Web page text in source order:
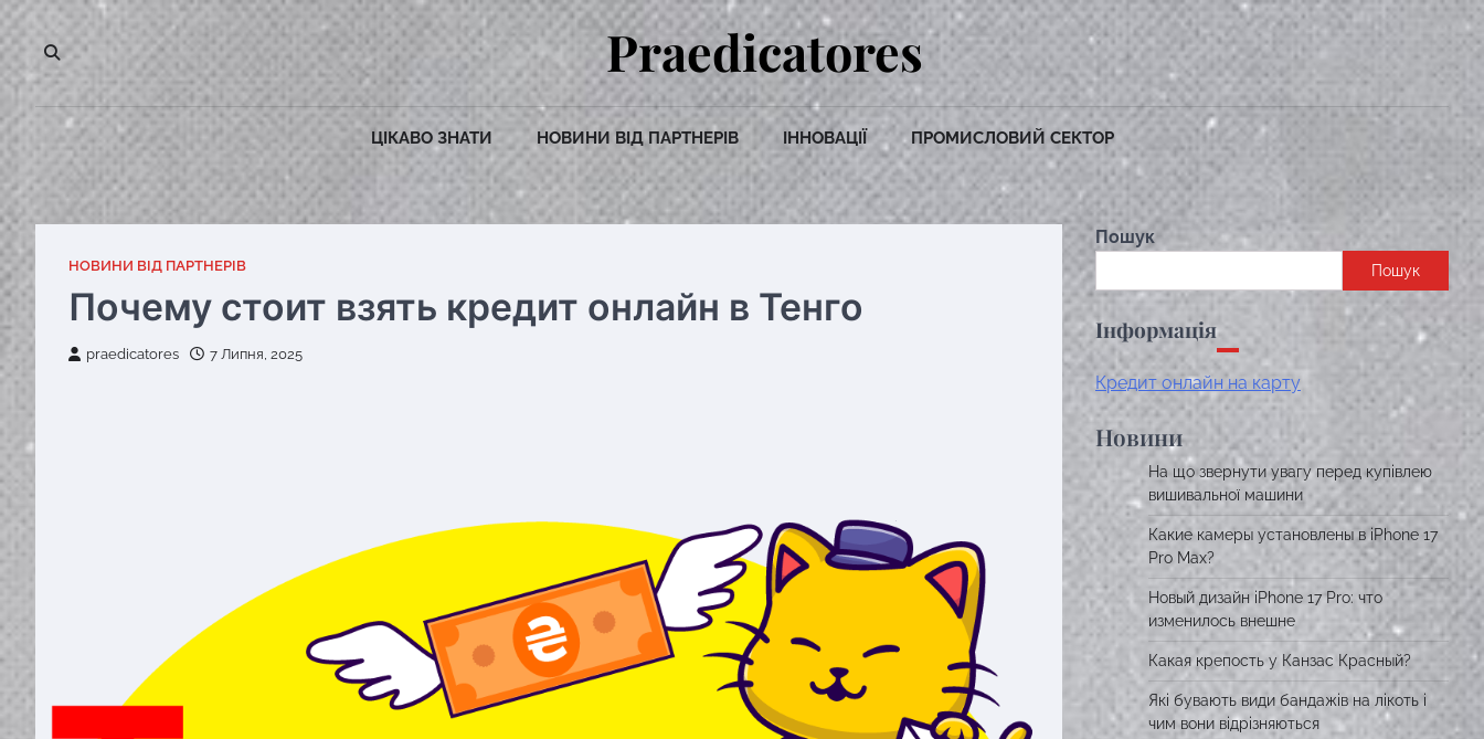
Перейти
до
вмісту
Praedicatores
ЦІКАВО ЗНАТИ НОВИНИ ВІД ПАРТНЕРІВ ІННОВАЦІЇ ПРОМИСЛОВИЙ СЕКТОР
НОВИНИ ВІД ПАРТНЕРІВ
Почему стоит взять кредит онлайн в Тенго
praedicatores 7 Липня, 2025
Пошук
Пошук
Інформація
Кредит онлайн на карту
Новини
На що звернути увагу перед купівлею
вишивальної машини
Какие камеры установлены в iPhone 17
Pro Max?
Новый дизайн iPhone 17 Pro: что
изменилось внешне
Какая крепость у Канзас Красный?
Які бувають види бандажів на лікоть і
чим вони відрізняються